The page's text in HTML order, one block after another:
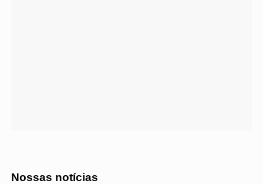
Nossas notícias